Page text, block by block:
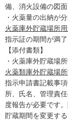
備、消火設備の図面
火薬庫外貯蔵場所
指示証の期間が満
【添付書類】
・火薬庫外貯蔵場
火薬類庫外貯蔵場
指示申請書記載事
所、氏名、管理責
度報告が必要です
貯蔵期間を変更す